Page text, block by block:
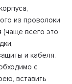
из проволоки
(чаще всего это
и кабеля.
с
вставить